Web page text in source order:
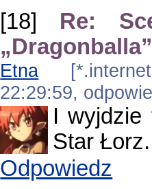
[18] Re:
Etna
22:29:59,
I wyjdzie
Star
Odpowiedz